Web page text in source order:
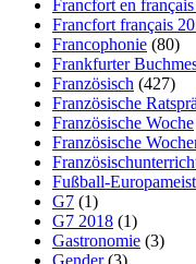
Francfort en
Francfort français
Francophonie (80)
Frankfurter
Französisch (427)
Französische
Französische Woche
Französische
Fußball-
G7 (1)
G7 2018 (1)
Gastronomie (3)